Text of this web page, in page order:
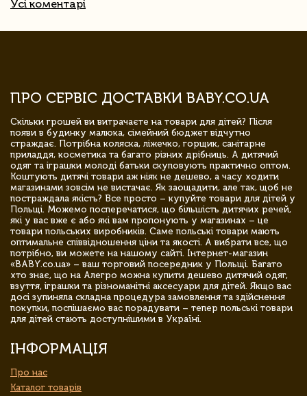
Усі коментарі
ПРО СЕРВІС ДОСТАВКИ BABY.CO.UA
Скільки грошей ви витрачаєте на товари для дітей? Після
появи в будинку малюка, сімейний бюджет відчутно
страждає. Потрібна коляска, ліжечко, горщик, санітарне
приладдя, косметика та багато різних дрібниць. А дитячий
одяг та іграшки молоді батьки скуповують практично оптом.
Коштують дитячі товари аж ніяк не дешево, а часу ходити
магазинами зовсім не вистачає. Як заощадити, але так, щоб не
постраждала якість? Все просто – купуйте товари для дітей у
Польщі. Можемо посперечатися, що більшість дитячих речей,
які у вас вже є або які вам пропонують у магазинах – це
товари польських виробників. Саме польські товари мають
оптимальне співвідношення ціни та якості. А вибрати все, що
потрібно, ви можете на нашому сайті. Інтернет-магазин
«BABY.co.ua» – ваш торговий посередник у Польщі. Багато
хто знає, що на Алегро можна купити дешево дитячий одяг,
взуття, іграшки та різноманітні аксесуари для дітей. Якщо вас
досі зупиняла складна процедура замовлення та здійснення
покупки, поспішаємо вас порадувати – тепер польські товари
для дітей стають доступнішими в Україні.
ІНФОРМАЦІЯ
Про нас
Каталог товарів